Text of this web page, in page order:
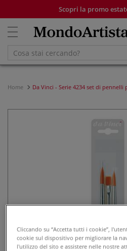
Scopri la promo
Home Da Vinci - Serie 4234 set di
Cliccando su “Accetta tutti i cookie”,
cookie sul dispositivo per migliorare la
l'utilizzo del sito e assistere nelle nostre